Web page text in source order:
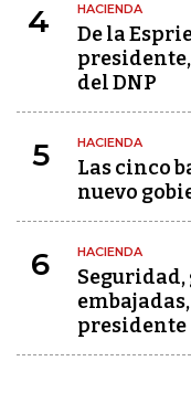
4 HACIENDA
De la
del DNP
5 HACIENDA
Las cinco
nuevo
6 HACIENDA
presidente